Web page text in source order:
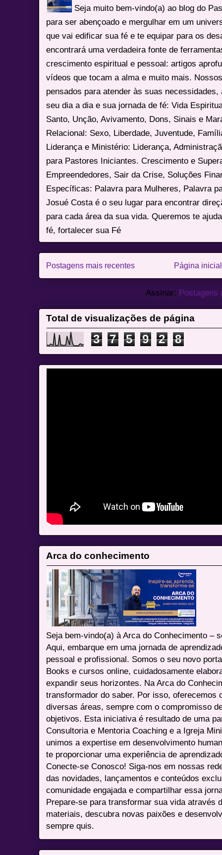
Seja muito bem-vindo(a) ao blog do
para ser abençoado e mergulhar em um
que vai edificar sua fé e te equipar para os
encontrará uma verdadeira fonte de
crescimento espiritual e pessoal: artigos
vídeos que tocam a alma e muito mais.
pensados para atender às suas
seu dia a dia e sua jornada de fé: Vida
Santo, Unção, Avivamento, Dons, Sinais e
Relacional: Sexo, Liberdade, Juventude,
Liderança e Ministério: Liderança,
para Pastores Iniciantes. Crescimento e
Empreendedores, Sair da Crise, Soluções
Específicas: Palavra para Mulheres, Palavra
Josué Costa é o seu lugar para encontrar
para cada área da sua vida. Queremos te
fé, fortalecer sua Fé
Postagens mais recentes Página inicial
Assinar: Postagens
Total de visualizações de página
3 7 5 9 2 8
Arca do conhecimento
Seja bem-vindo(a) à Arca do Conhecimento –
Aqui, embarque em uma jornada de
pessoal e profissional. Somos o seu novo
Books e cursos online, cuidadosamente
expandir seus horizontes. Na Arca do
transformador do saber. Por isso, oferecemos
diversas áreas, sempre com o compromisso
objetivos. Esta iniciativa é resultado de uma
Consultoria e Mentoria Coaching e a Igreja
unimos a expertise em desenvolvimento
te proporcionar uma experiência de
Conecte-se Conosco! Siga-nos em nossas
das novidades, lançamentos e conteúdos
comunidade engajada e compartilhar essa
Prepare-se para transformar sua vida através
materiais, descubra novas paixões e
sempre quis.